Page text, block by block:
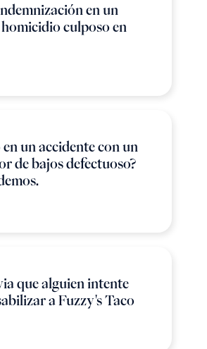
en un
homicidio culposo en
en un accidente con un
de bajos defectuoso?
que alguien intente
a Fuzzy's Taco